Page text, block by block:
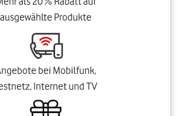
ausgewählte Produkte
bei Mobilfunk,
Internet und TV